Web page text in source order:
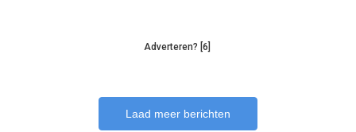
Adverteren? [6]
Laad meer berichten